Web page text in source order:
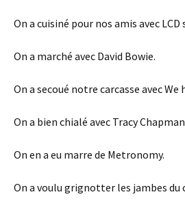
On a cuisiné pour nos amis avec
On a marché avec David Bowie.
On a secoué notre carcasse avec We
On a bien chialé avec Tracy
On en a eu marre de Metronomy.
On a voulu grignotter les jambes du